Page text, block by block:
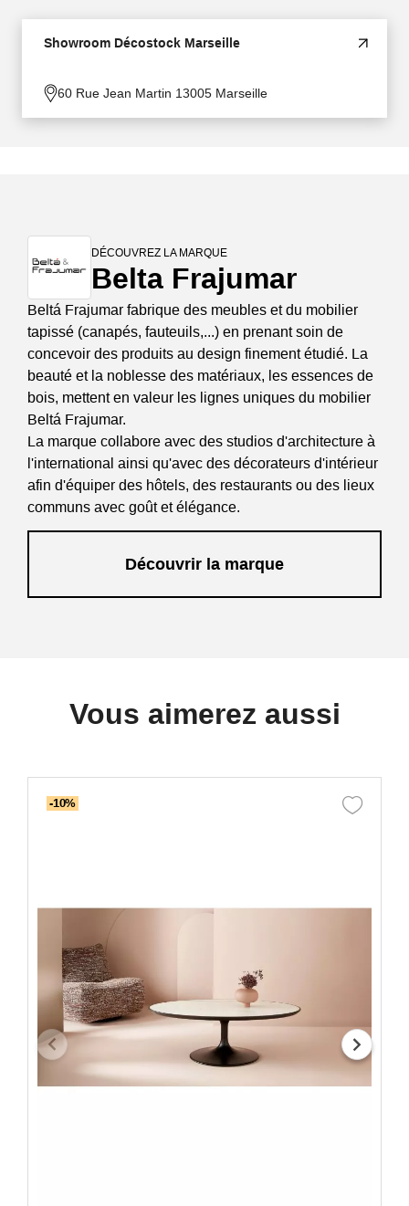
Showroom Décostock Marseille
60 Rue Jean Martin 13005 Marseille
DÉCOUVREZ LA MARQUE
Belta Frajumar
Beltá Frajumar fabrique des meubles et du mobilier
tapissé (canapés, fauteuils,...) en prenant soin de
concevoir des produits au design finement étudié. La
beauté et la noblesse des matériaux, les essences de
bois, mettent en valeur les lignes uniques du mobilier
Beltá Frajumar.
La marque collabore avec des studios d'architecture à
l'international ainsi qu'avec des décorateurs d'intérieur
afin d'équiper des hôtels, des restaurants ou des lieux
communs avec goût et élégance.
Découvrir la marque
Vous aimerez aussi
-10%